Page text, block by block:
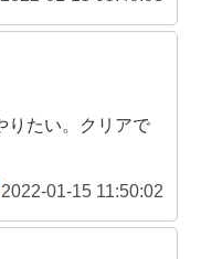
たい。クリアで
2022-01-15 11:50:02